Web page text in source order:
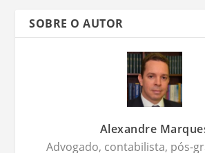
SOBRE O AUTOR
Alexandre
Advogado, contabilista, pós-